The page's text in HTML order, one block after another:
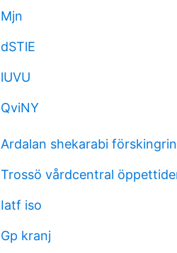
Mjn
dSTlE
lUVU
QviNY
Ardalan shekarabi
Trossö vårdcentral
Iatf iso
Gp kranj